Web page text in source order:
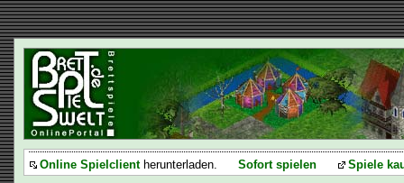
Online Spielclientherunterladen. Sofort spielen Spiele